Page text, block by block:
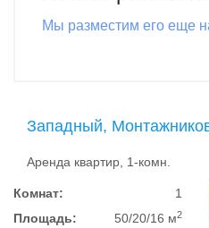
Мы разместим его еще
Западный,
Аренда квартир, 1-комн.
Комнат:
1
Площадь:
50/20/16 м2